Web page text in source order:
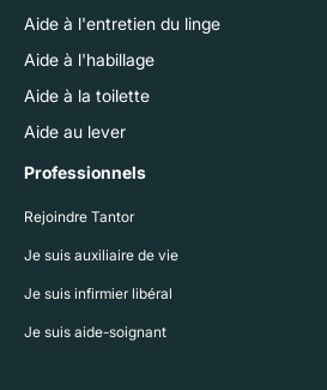
Aide à l'entretien du linge
Aide à l'habillage
Aide à la toilette
Aide au lever
Professionnels
Rejoindre Tantor
Je suis auxiliaire de vie
Je suis infirmier libéral
Je suis aide-soignant